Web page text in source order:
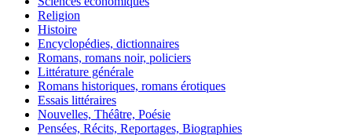
Religion
Histoire
Encyclopédies, dictionnaires
Romans, romans noir, policiers
Littérature générale
Romans historiques, romans érotiques
Essais littéraires
Nouvelles, Théâtre, Poésie
Pensées, Récits, Reportages, Biographies